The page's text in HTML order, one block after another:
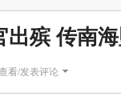
出殡 传南
看/发表评论